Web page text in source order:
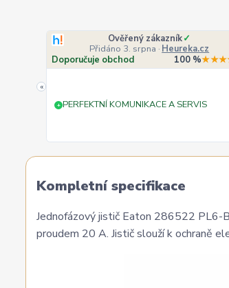
«
Ověřený zákazník✓
Přidáno 3. srpna · Heureka.cz
Doporučuje obchod 100 %
+ PERFEKTNÍ KOMUNIKACE A SERVIS
Kompletní specifikace
Jednofázový jistič Eaton 286522 PL6-
proudem 20 A. Jistič slouží k ochraně